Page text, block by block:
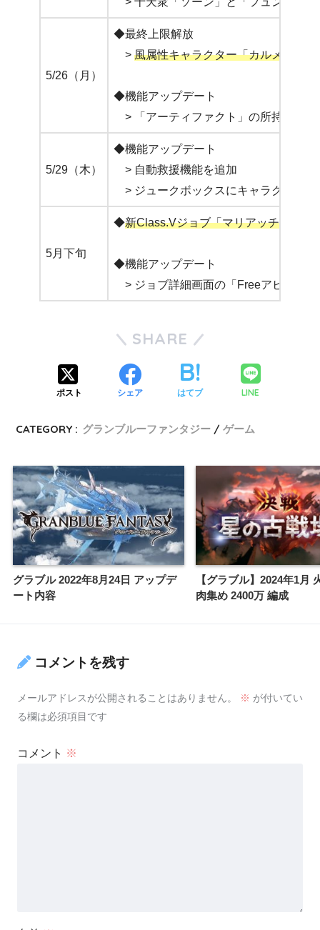
5/26（月）
◆最終上限解放
> 風属性キャラクター「カルメリーナ
◆機能アップデート
> 「アーティファクト」の所持上限
5/29（木）
◆機能アップデート
> 自動救援機能を追加
> ジュークボックスにキャラクターソ
5月下旬
◆新Class.Vジョブ「マリアッチ」追加
◆機能アップデート
> ジョブ詳細画面の「Freeアビリテ
SHARE
ポスト シェア はてブ LINE
CATEGORY : グランブルーファンタジー ゲーム
グラブル 2022年8月24日 アップデ
ート内容
【グラブル】2024年1月
肉集め 2400万 編成
コメントを残す
メールアドレスが公開されることはありません。 ※ が付いてい
る欄は必須項目です
コメント ※